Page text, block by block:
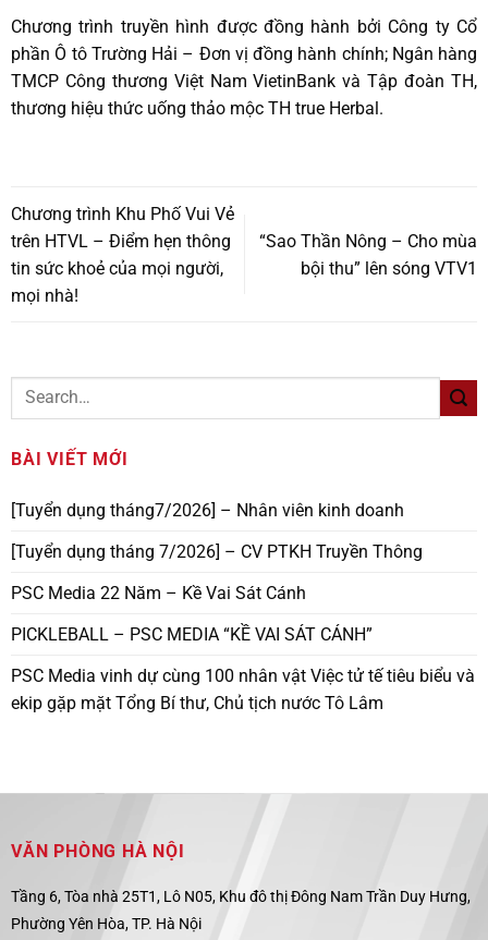
Chương trình truyền hình được đồng hành bởi Công ty Cổ
phần Ô tô Trường Hải – Đơn vị đồng hành chính; Ngân hàng
TMCP Công thương Việt Nam VietinBank và Tập đoàn TH,
thương hiệu thức uống thảo mộc TH true Herbal.
Chương trình Khu Phố Vui Vẻ
trên HTVL – Điểm hẹn thông
tin sức khoẻ của mọi người,
mọi nhà!
“Sao Thần Nông – Cho mùa
bội thu” lên sóng VTV1
BÀI VIẾT MỚI
[Tuyển dụng tháng7/2026] – Nhân viên kinh doanh
[Tuyển dụng tháng 7/2026] – CV PTKH Truyền Thông
PSC Media 22 Năm – Kề Vai Sát Cánh
PICKLEBALL – PSC MEDIA “KỀ VAI SÁT CÁNH”
PSC Media vinh dự cùng 100 nhân vật Việc tử tế tiêu biểu và
ekip gặp mặt Tổng Bí thư, Chủ tịch nước Tô Lâm
VĂN PHÒNG HÀ NỘI
Tầng 6, Tòa nhà 25T1, Lô N05, Khu đô thị Đông Nam Trần Duy Hưng,
Phường Yên Hòa, TP. Hà Nội